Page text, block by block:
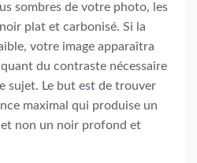
sombres de votre photo, les
plat et carbonisé. Si la
votre image apparaîtra
du contraste nécessaire
sujet. Le but est de trouver
maximal qui produise un
non un noir profond et